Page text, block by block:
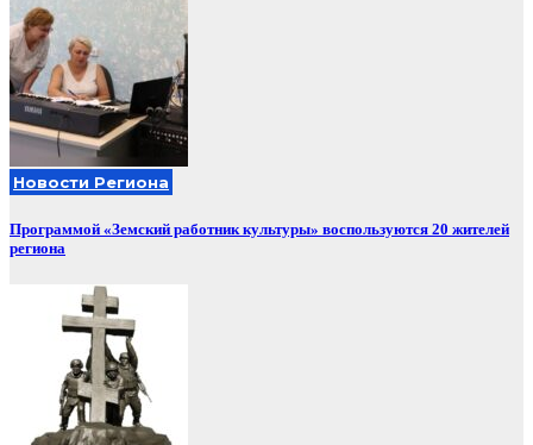
Новости Региона
Программой «Земский работник культуры» воспользуются 20 жителей
региона